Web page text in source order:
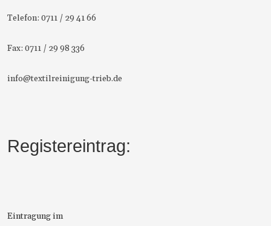
Telefon: 0711 / 29 41 66
Fax: 0711 / 29 98 336
info@textilreinigung-trieb.de
Registereintrag:
Eintragung im